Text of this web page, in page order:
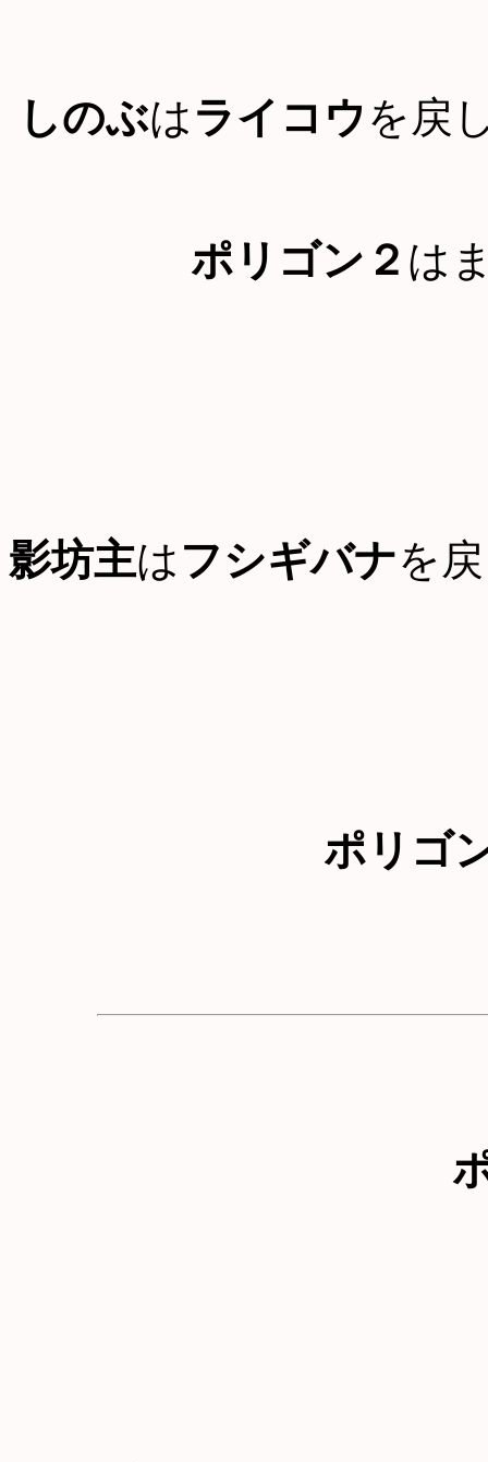
しのぶはライコウ を戻
ポリゴン２ は
影坊主はフシギバナを
ポリゴ